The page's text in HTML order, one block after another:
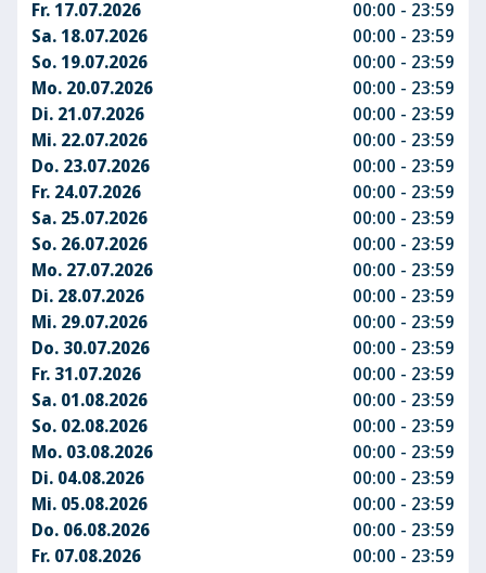
Fr. 17.07.2026
00:00 - 23:59
Sa. 18.07.2026
00:00 - 23:59
So. 19.07.2026
00:00 - 23:59
Mo. 20.07.2026
00:00 - 23:59
Di. 21.07.2026
00:00 - 23:59
Mi. 22.07.2026
00:00 - 23:59
Do. 23.07.2026
00:00 - 23:59
Fr. 24.07.2026
00:00 - 23:59
Sa. 25.07.2026
00:00 - 23:59
So. 26.07.2026
00:00 - 23:59
Mo. 27.07.2026
00:00 - 23:59
Di. 28.07.2026
00:00 - 23:59
Mi. 29.07.2026
00:00 - 23:59
Do. 30.07.2026
00:00 - 23:59
Fr. 31.07.2026
00:00 - 23:59
Sa. 01.08.2026
00:00 - 23:59
So. 02.08.2026
00:00 - 23:59
Mo. 03.08.2026
00:00 - 23:59
Di. 04.08.2026
00:00 - 23:59
Mi. 05.08.2026
00:00 - 23:59
Do. 06.08.2026
00:00 - 23:59
Fr. 07.08.2026
00:00 - 23:59